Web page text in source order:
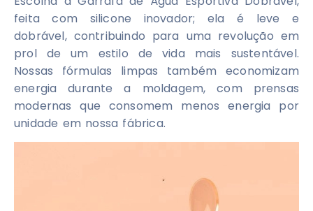
feita com silicone inovador; ela é leve e
dobrável, contribuindo para uma revolução em
prol de um estilo de vida mais sustentável.
Nossas fórmulas limpas também economizam
energia durante a moldagem, com prensas
modernas que consomem menos energia por
unidade em nossa fábrica.